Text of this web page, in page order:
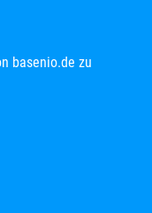
basenio.de zu